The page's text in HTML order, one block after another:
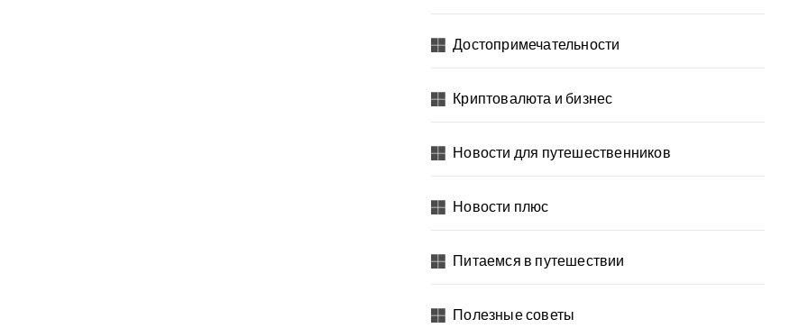
Достопримечательности
Криптовалюта и бизнес
Новости для путешественников
Новости плюс
Питаемся в путешествии
Полезные советы